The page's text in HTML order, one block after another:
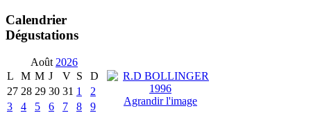
Calendrier
Dégustations
Août 2026
L
M M J V S
D
27 28 29 30 31 1
2
3
4 5 6 7 8
9
Agrandir l'image